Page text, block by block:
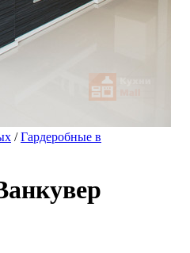
/Гардеробные в